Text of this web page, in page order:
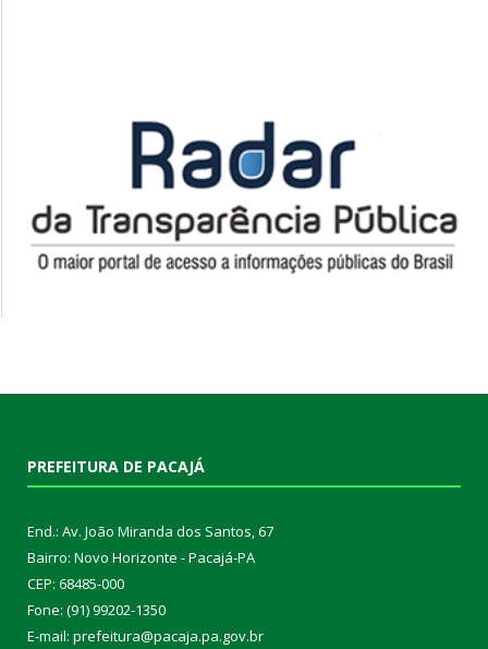
PREFEITURA DE PACAJÁ
End.: Av. João Miranda dos Santos, 67
Bairro: Novo Horizonte - Pacajá-PA
CEP: 68485-000
Fone: (91) 99202-1350
E-mail: prefeitura@pacaja.pa.gov.br